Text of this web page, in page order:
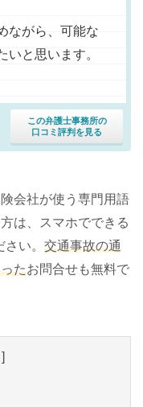
この弁護士事務所の
口コミ評判を見る
ながら、可能な
いと思います。
会社が使う専門用語
は、スマホでできる
い。 交通事故の通
たお問合せも無料で
]